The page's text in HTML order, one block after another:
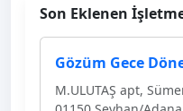
Son Eklenen
Gözüm Gece
M.ULUTAŞ apt,